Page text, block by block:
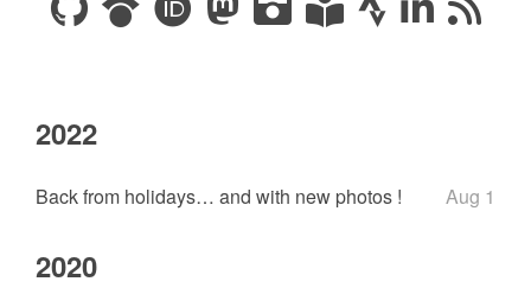
2022
Back from holidays… and with new photos ! Aug 1
2020